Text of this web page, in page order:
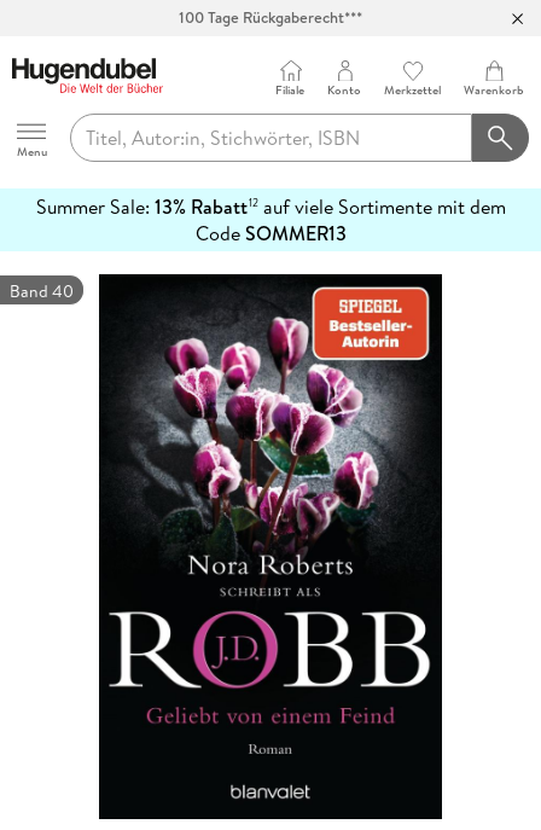
100 Tage Rückgaberecht***
Hugendubel
Menu
Filiale Konto Merkzettel Warenkorb
Summer Sale: 13% Rabatt12auf viele Sortimente mit dem
CodeSOMMER13
erfahren
Band 40